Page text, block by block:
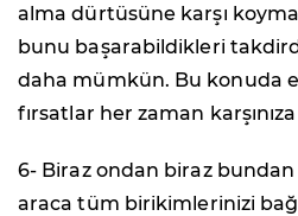
alma dürtüsüne karşı
bunu başarabildikleri
daha mümkün. Bu konuda
fırsatlar her zaman
6- Biraz ondan biraz bundan
araca tüm birikimlerinizi